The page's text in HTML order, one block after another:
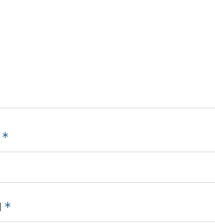
*
*